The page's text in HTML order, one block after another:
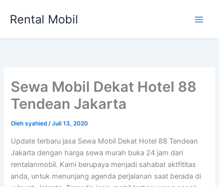
Rental Mobil
Sewa Mobil Dekat Hotel 88
Tendean Jakarta
Olehsyahied/Juli 13, 2020
Update terbaru jasa Sewa Mobil Dekat Hotel 88 Tendean
Jakarta dengan harga sewa murah buka 24 jam dari
rentalanmobil. Kami berupaya menjadi sahabat aktfititas
anda, untuk menunjang agenda perjalanan saat berada di